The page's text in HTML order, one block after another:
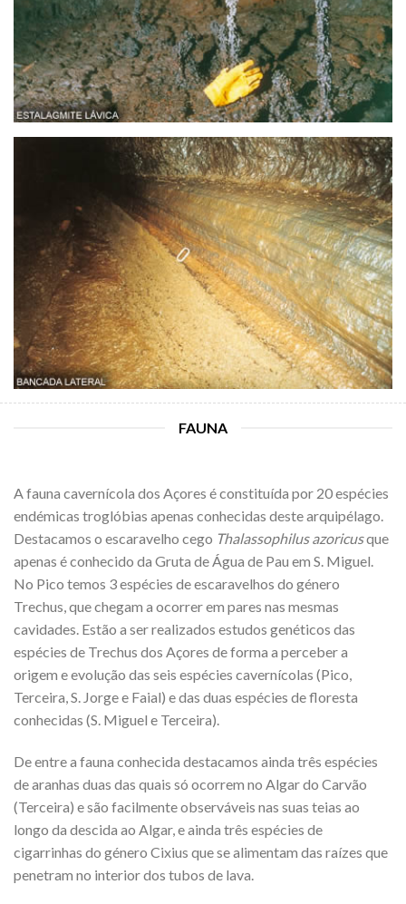
FAUNA
A fauna cavernícola dos Açores é constituída por 20 espécies
endémicas troglóbias apenas conhecidas deste arquipélago.
Destacamos o escaravelho cego Thalassophilus azoricusque
apenas é conhecido da Gruta de Água de Pau em S. Miguel.
No Pico temos 3 espécies de escaravelhos do género
Trechus, que chegam a ocorrer em pares nas mesmas
cavidades. Estão a ser realizados estudos genéticos das
espécies de Trechus dos Açores de forma a perceber a
origem e evolução das seis espécies cavernícolas (Pico,
Terceira, S. Jorge e Faial) e das duas espécies de floresta
conhecidas (S. Miguel e Terceira).
De entre a fauna conhecida destacamos ainda três espécies
de aranhas duas das quais só ocorrem no Algar do Carvão
(Terceira) e são facilmente observáveis nas suas teias ao
longo da descida ao Algar, e ainda três espécies de
cigarrinhas do género Cixius que se alimentam das raízes que
penetram no interior dos tubos de lava.